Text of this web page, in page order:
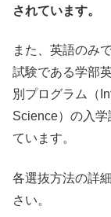
されています。
また、英語のみ
試験である学部
別プログラム（
Science）の入
ています。
各選抜方法の詳
さい。